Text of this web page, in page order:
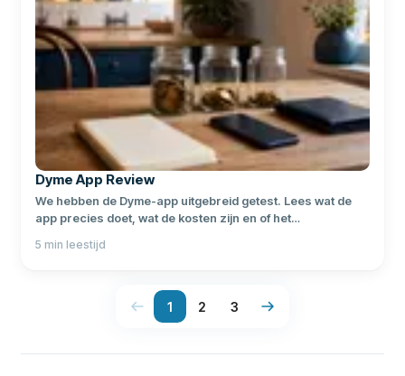
Dyme App Review
We hebben de Dyme-app uitgebreid getest. Lees wat de
app precies doet, wat de kosten zijn en of het
5 min leestijd
1 2 3